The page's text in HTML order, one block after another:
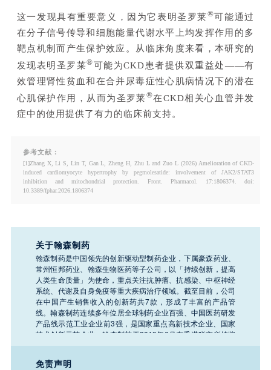
这一发现具有重要意义，因为它表明圣罗莱®可能通过
在分子信号传导和细胞能量代谢水平上均发挥作用的多
靶点机制而产生保护效应。从临床角度来看，本研究的
发现表明 圣罗莱®可能为CKD患者提供双重益处——有
效管理肾性贫血和在合并 尿毒症性心肌病情况下的潜在
心肌保护作用，从而为圣罗莱®在CKD相关心血管并发
症中的使用提供了有力的临床前支持。
参考文献：
[1]Zhang X, Li S, Lin T, Gan L, Zheng H, Zhu L and Zuo L (2026) Amelioration of CKD-
induced cardiomyocyte hypertrophy by pegmolesatide: involvement of JAK2/STAT3
inhibition and mitochondrial protection. Front. Pharmacol. 17:1806374. doi:
10.3389/fphar.2026.1806374
关于翰森制药
翰森制药是中国领先的创新驱动型制药企业，下属豪森药业、
常州恒邦药业、翰森生物医药等子公司，以「持续创新，提高
人类生命质量」为使命，重点关注抗肿瘤、抗感染、中枢神经
系统、代谢及自身免疫等重大疾病治疗领域。截至目前，公司
在中国产生销售收入的创新药共7款，形成了丰富的产品管
线。翰森制药连续多年位居全球制药企业百强、中国医药研发
产品线示范工业企业前3强，是国家重点高新技术企业、国家
技术创新示范企业。翰森制药于2019年6月在香港联交所挂牌
免责声明